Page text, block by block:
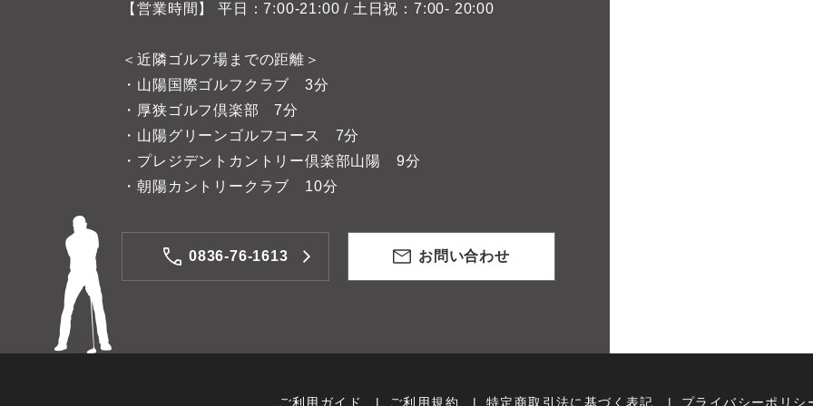
【営業時間】 平日：7:00-21:00 / 土日祝：7:00- 20:00
＜近隣ゴルフ場までの距離＞
・山陽国際ゴルフクラブ 3分
・厚狭ゴルフ倶楽部 7分
・山陽グリーンゴルフコース 7分
・プレジデントカントリー倶楽部山陽 9分
・朝陽カントリークラブ 10分
0836-76-1613 お問い合わせ
ご利用ガイド ご利用規約 特定商取引法に基づく表記 プライバシーポリシ